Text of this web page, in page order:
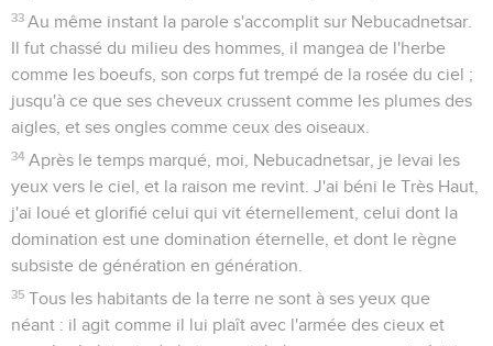
33 Au même instant la parole s'accomplit sur Nebucadnetsar.
Il fut chassé du milieu des hommes, il mangea de l'herbe
comme les boeufs, son corps fut trempé de la rosée du ciel ;
jusqu'à ce que ses cheveux crussent comme les plumes des
aigles, et ses ongles comme ceux des oiseaux.
34 Après le temps marqué, moi, Nebucadnetsar, je levai les
yeux vers le ciel, et la raison me revint. J'ai béni le Très Haut,
j'ai loué et glorifié celui qui vit éternellement, celui dont la
domination est une domination éternelle, et dont le règne
subsiste de génération en génération.
35 Tous les habitants de la terre ne sont à ses yeux que
néant : il agit comme il lui plaît avec l'armée des cieux et